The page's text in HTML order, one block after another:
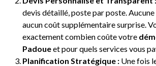
devis détaillé, poste par poste. Aucune
aucun coût supplémentaire surprise.
exactement combien coûte votre
Padoueet pour quels services vous
Planification Stratégique : Une fois